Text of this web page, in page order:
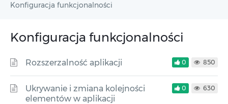
Konfiguracja funkcjonalności
Konfiguracja funkcjonalności
Rozszerzalność aplikacji 0 850
Ukrywanie i zmiana kolejności
elementów w aplikacji
0 630